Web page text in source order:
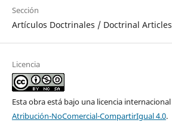
Sección
Artículos Doctrinales / Doctrinal Articles
Licencia
Esta obra está bajo una licencia internacional
Atribución-NoComercial-CompartirIgual 4.0.